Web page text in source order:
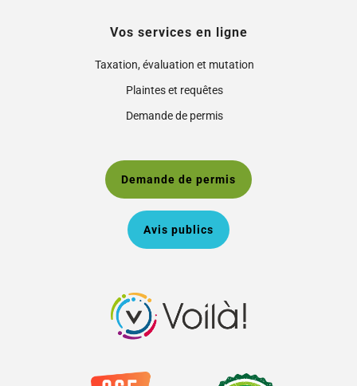
Vos services en ligne
Taxation, évaluation et mutation
Plaintes et requêtes
Demande de permis
Demande de permis
Avis publics